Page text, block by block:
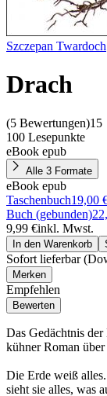
Szczepan Twardoch
Drach
(5 Bewertungen)15
100 Lesepunkte
eBook epub
Alle 3 Formate
eBook epub
Taschenbuch19,00
Buch (gebunden)
9,99 €inkl. Mwst.
In den Warenkorb
Sofort lieferbar
Merken
Empfehlen
Bewerten
Das Gedächtnis
kühner Roman
Die Erde weiß
sieht sie alles, was